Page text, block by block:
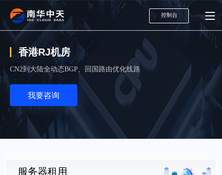
控制台
香港RJ机房
CN2到大陆全动态BGP、回国路由优化线路
我要咨询
服务器租用